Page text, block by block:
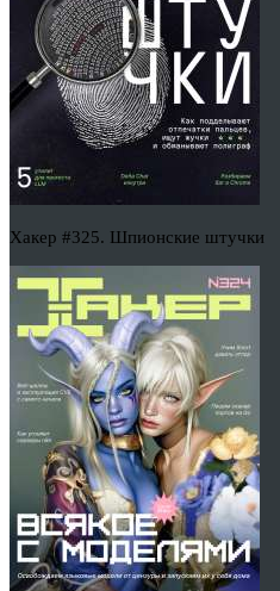
Хакер #325. Шпионские штучки